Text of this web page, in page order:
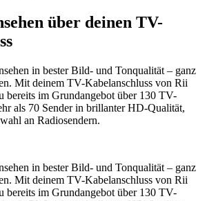
über deinen TV-
in bester Bild- und Tonqualität – ganz
Mit deinem TV-Kabelanschluss von Rii
bereits im Grundangebot über 130 TV-
als 70 Sender in brillanter HD-Qualität,
an Radiosendern.
in bester Bild- und Tonqualität – ganz
Mit deinem TV-Kabelanschluss von Rii
bereits im Grundangebot über 130 TV-